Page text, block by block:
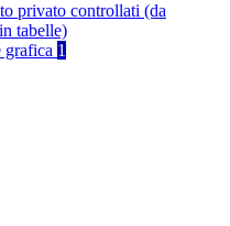
privato controllati (da
tabelle)
grafica 1